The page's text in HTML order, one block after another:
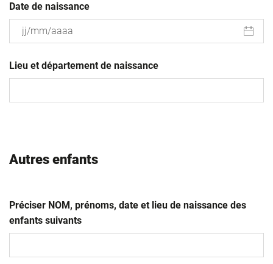
Date de naissance
slash
MM
Lieu et département de naissance
Autres enfants
Préciser NOM, prénoms, date et lieu de naissance des
enfants suivants